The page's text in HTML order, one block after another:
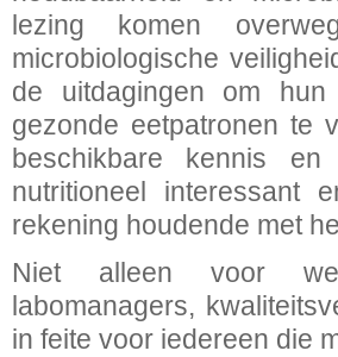
lezing komen
microbiologische
de uitdagingen om
gezonde eetpatronen te
beschikbare kennis
nutritioneel interessant
rekening houdende met
Niet alleen voor
labomanagers,
in feite voor iedereen die